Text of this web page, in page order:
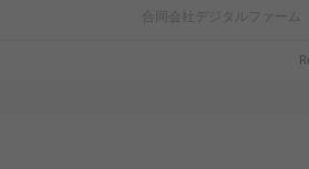
合同会社デジタルファーム